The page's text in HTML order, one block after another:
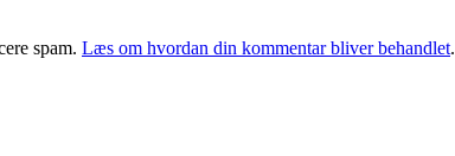
spam. Læs om hvordan din kommentar bliver behandlet.